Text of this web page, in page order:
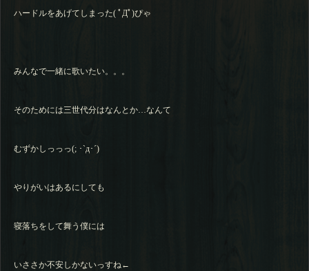
ハードルをあげてしまった( ﾟДﾟ)ぴゃ
みんなで一緒に歌いたい。。。
そのためには三世代分はなんとか…なんて
むずかしっっっ(; ･`д･´)
やりがいはあるにしても
寝落ちをして舞う僕には
いささか不安しかないっすね←